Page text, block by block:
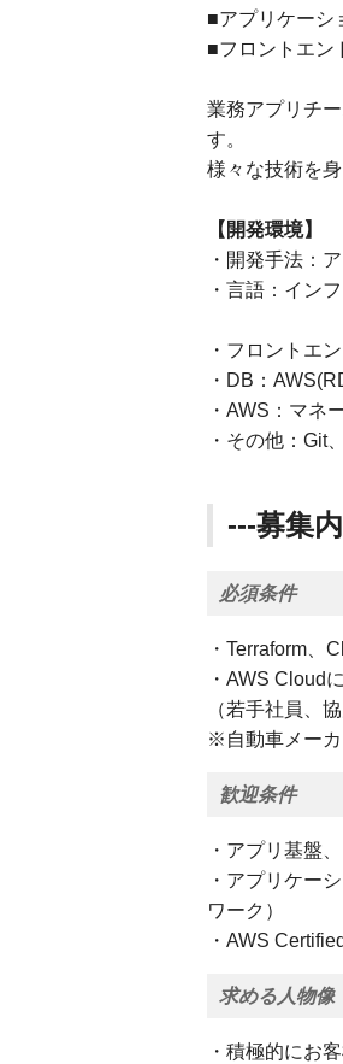
■アプリケーシ
■フロントエン
業務アプリチ
す。
様々な技術を
【開発環境】
・開発手法：
・言語：イン
・フロントエ
・DB：
・AWS：マネ
・その他：Git
---募集
必須条件
・Terraform
・AWS Cloud
（若手社員、
※自動車メーカ
歓迎条件
・アプリ基盤
・アプリケー
ワーク）
・AWS
求める人物像
・積極的にお